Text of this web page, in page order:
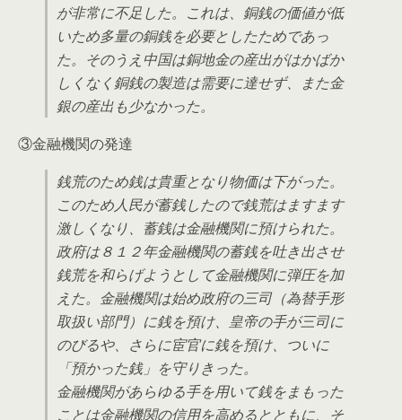
が非常に不足した。これは、銅銭の価値が低
いため多量の銅銭を必要としたためであっ
た。そのうえ中国は銅地金の産出がはかばか
しくなく銅銭の製造は需要に達せず、また金
銀の産出も少なかった。
③金融機関の発達
銭荒のため銭は貴重となり物価は下がった。
このため人民が蓄銭したので銭荒はますます
激しくなり、蓄銭は金融機関に預けられた。
政府は８１２年金融機関の蓄銭を吐き出させ
銭荒を和らげようとして金融機関に弾圧を加
えた。金融機関は始め政府の三司（為替手形
取扱い部門）に銭を預け、皇帝の手が三司に
のびるや、さらに宦官に銭を預け、ついに
「預かった銭」を守りきった。
金融機関があらゆる手を用いて銭をまもった
ことは金融機関の信用を高めるとともに、そ